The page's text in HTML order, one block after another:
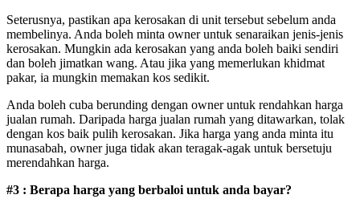
Seterusnya, pastikan apa kerosakan di unit tersebut sebelum anda
membelinya. Anda boleh minta owner untuk senaraikan jenis-jenis
kerosakan. Mungkin ada kerosakan yang anda boleh baiki sendiri
dan boleh jimatkan wang. Atau jika yang memerlukan khidmat
pakar, ia mungkin memakan kos sedikit.
Anda boleh cuba berunding dengan owner untuk rendahkan harga
jualan rumah. Daripada harga jualan rumah yang ditawarkan, tolak
dengan kos baik pulih kerosakan. Jika harga yang anda minta itu
munasabah, owner juga tidak akan teragak-agak untuk bersetuju
merendahkan harga.
#3 : Berapa harga yang berbaloi untuk anda bayar?